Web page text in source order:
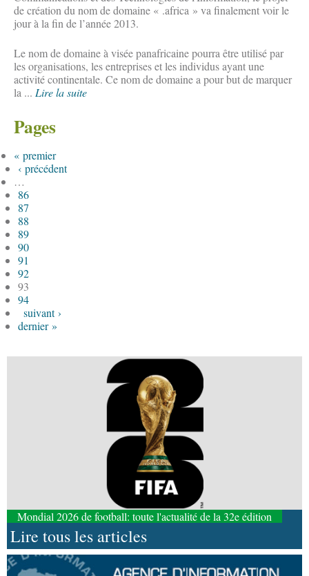
de création du nom de domaine « .africa » va finalement voir le
jour à la fin de l’année 2013.
Le nom de domaine à visée panafricaine pourra être utilisé par
les organisations, les entreprises et les individus ayant une
activité continentale. Ce nom de domaine a pour but de marquer
la ... Lire la suite
Pages
« premier
‹ précédent
…
86
87
88
89
90
91
92
93
94
suivant ›
dernier »
Mondial 2026 de football: toute l'actualité de la 32e édition
Lire tous les articles